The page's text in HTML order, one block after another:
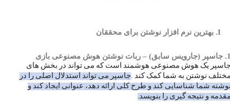
I. بهترین نرم افزار نوشتن برای محققان
سابق) – ربات نوشتن هوش مصنوعی بازی
یک هوش مصنوعی هوشمند است که می تواند در بخش های
نوشتن به شما کمک کند .جاسپر می تواند استدلال اصلی را در
شما شناسایی کند و طرح کلی ارائه دهد، عنوانی ایجاد کند و
و نتیجه گیری را بنویسد.